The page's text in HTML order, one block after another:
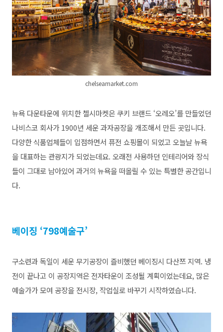
chelseamarket.com
뉴욕 다운타운에 위치한 첼시마켓은 쿠키 브랜드 ‘오레오’를 만들었던
나비스코 회사가 1900년 세운 과자공장을 개조해서 만든 곳입니다.
다양한 식품업체들이 입점하면서 퓨전 쇼핑몰이 되었고 오늘날 뉴욕
을 대표하는 관광지가 되었는데요. 오래전 사용하던 인테리어와 장식
들이 그대로 남아있어 과거의 뉴욕을 떠올릴 수 있는 특별한 공간입니
다.
베이징 ‘798예술구’
구소련과 독일이 세운 무기공장이 즐비했던 베이징시 다산쯔 지역. 냉
전이 끝나고 이 공장지역은 전자타운이 조성될 계획이었는데요, 많은
예술가가 모여 공장을 전시장, 작업실로 바꾸기 시작하였습니다.